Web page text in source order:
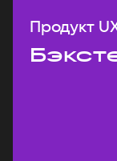
Продукт